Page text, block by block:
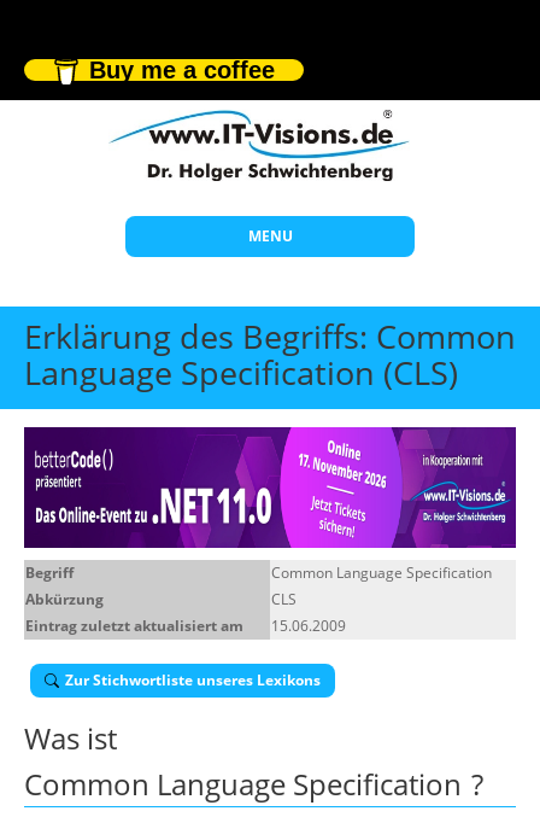
Buy me a coffee
MENU
Start
Themen
Beratung
Individuelle Schulungen
Offene Seminare
Wissen
Erklärung des Begriffs: Common
Language Specification (CLS)
Begriff
Common Language Specification
Abkürzung
CLS
Eintrag zuletzt aktualisiert am
15.06.2009
Zur Stichwortliste unseres Lexikons
Was ist
Common Language Specification ?